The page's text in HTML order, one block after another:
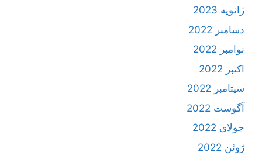
ژانویه 2023
دسامبر 2022
نوامبر 2022
اکتبر 2022
سپتامبر 2022
آگوست 2022
جولای 2022
ژوئن 2022